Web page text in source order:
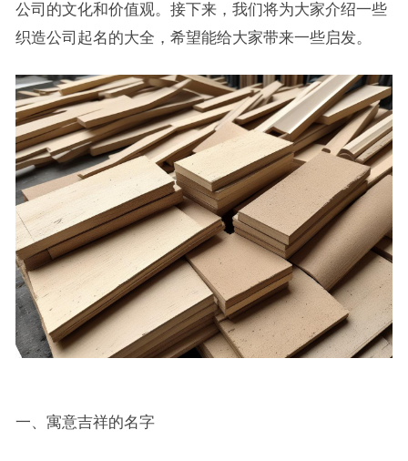
公司的文化和价值观。接下来，我们将为大家介绍一些
织造公司起名的大全，希望能给大家带来一些启发。
一、寓意吉祥的名字